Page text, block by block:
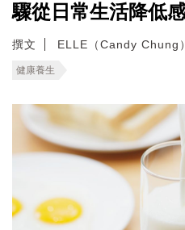
驟從日常生活降低
撰文 ELLE（Candy Chung）
健康養生